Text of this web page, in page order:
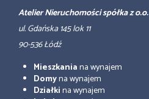
Atelier Nieruchomości spółka z o.o.
ul. Gdańska 145 lok 11
90-536 Łódź
Mieszkaniana wynajem
Domyna wynajem
Działkina wynajem